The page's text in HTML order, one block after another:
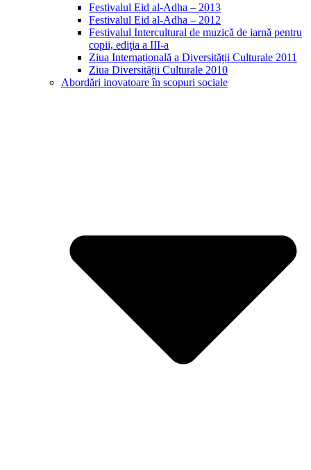
Festivalul Eid al-Adha – 2013
Festivalul Eid al-Adha – 2012
Festivalul Intercultural de muzică de iarnă pentru
copii, ediţia a III-a
Ziua Internațională a Diversității Culturale 2011
Ziua Diversității Culturale 2010
Abordări inovatoare în scopuri sociale